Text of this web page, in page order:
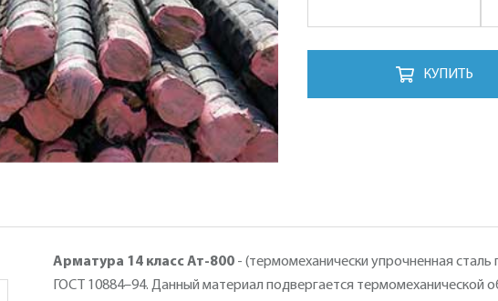
КУПИТЬ
Арматура 14 класс Ат-800 - (термомеханически упрочненная
ГОСТ 10884–94. Данный материал подвергается термомеханической